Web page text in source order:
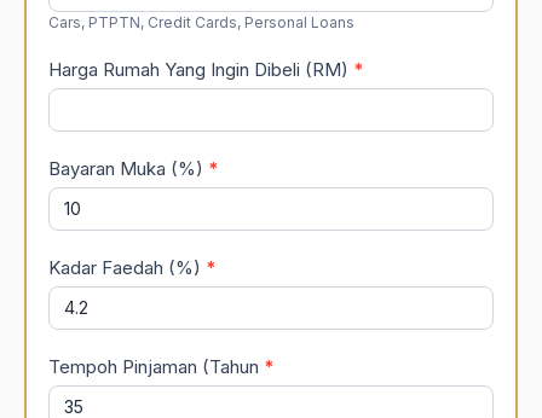
Cars, PTPTN, Credit Cards, Personal Loans
Harga Rumah Yang Ingin Dibeli (RM) *
Bayaran Muka (%) *
Kadar Faedah (%) *
Tempoh Pinjaman (Tahun *